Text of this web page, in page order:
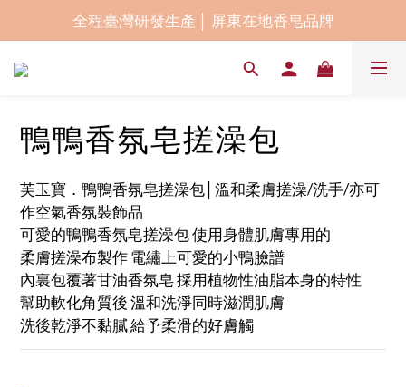
指定商品9折優惠 全館消費滿 NT$1800 享宅配免運
全程臺灣研發生產 │ 屏東在地香皂品牌
賀！榮獲2024屏東卓越企業獎幸福友善獎
鴨鴨香氛皂搓澡包
芙玉寶．鴨鴨香氛皂搓澡包│溫和柔膚搓澡/洗手/亦可
作空氣香氛裝飾品
可愛的鴨鴨香氛皂搓澡包 使用身體肌膚專用的
柔膚搓澡布製作 電繡上可愛的小鴨臉譜
內裏包覆著甘油香氛皂 採用植物性油脂本身的特性
幫助軟化角質後 溫和洗淨同時滋潤肌膚
洗後乾淨不黏膩 給予柔滑的好膚觸